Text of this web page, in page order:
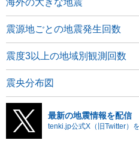
海外の大きな地震
震源地ごとの地震発生回数
震度3以上の地域別観測回数
震央分布図
最新の地震情報を配信
tenki.jp公式X（旧Twitter）